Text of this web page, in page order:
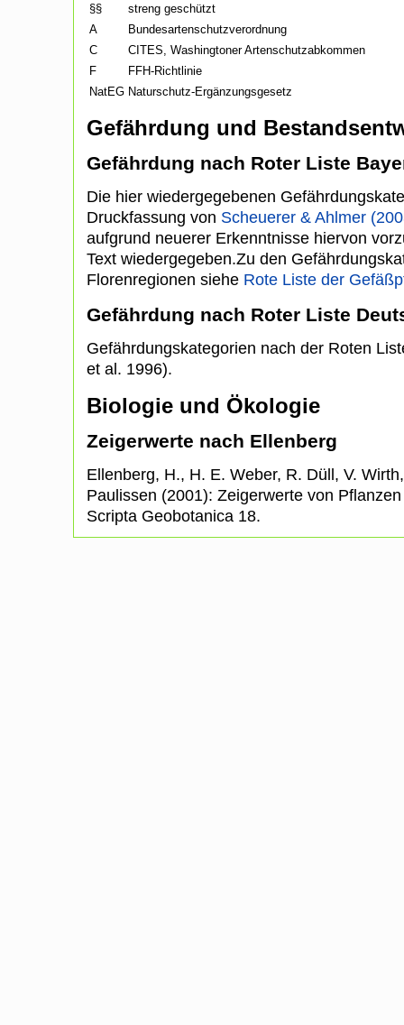
§§
streng geschützt
A
Bundesartenschutzverordnung
C
CITES, Washingtoner Artenschutzabkommen
F
FFH-Richtlinie
NatEG Naturschutz-Ergänzungsgesetz
Gefährdung und
Gefährdung nach Roter Liste
Die hier wiedergegebenen
Druckfassung von Scheuerer & Ahlmer
aufgrund neuerer Erkenntnisse hiervon
Text wiedergegeben.Zu den
Florenregionen siehe Rote Liste der
Gefährdung nach Roter Liste
Gefährdungskategorien nach der Roten
et al. 1996).
Biologie und Ökologie
Zeigerwerte nach Ellenberg
Ellenberg, H., H. E. Weber, R. Düll, V.
Paulissen (2001): Zeigerwerte von
Scripta Geobotanica 18.